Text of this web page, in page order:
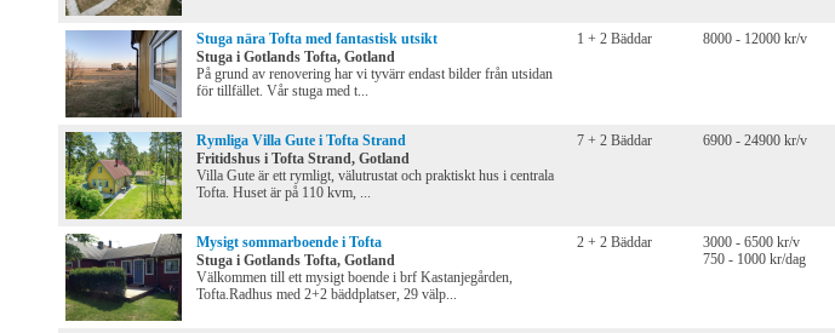
Stuga nära Tofta med fantastisk utsikt
Stuga i Gotlands Tofta, Gotland
På grund av renovering har vi tyvärr endast bilder från utsidan
för tillfället. Vår stuga med t...
1 + 2 Bäddar 8000 - 12000 kr/v
Rymliga Villa Gute i Tofta Strand
Fritidshus i Tofta Strand, Gotland
Villa Gute är ett rymligt, välutrustat och praktiskt hus i centrala
Tofta. Huset är på 110 kvm, ...
7 + 2 Bäddar 6900 - 24900 kr/v
Mysigt sommarboende i Tofta
Stuga i Gotlands Tofta, Gotland
Välkommen till ett mysigt boende i brf Kastanjegården,
Tofta.Radhus med 2+2 bäddplatser, 29 välp...
2 + 2 Bäddar
3000 - 6500 kr/v
750 - 1000 kr/dag